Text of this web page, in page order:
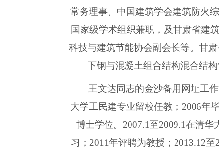
常务理事、中国建筑学会建筑防火
国家级学术组织兼职，及甘肃省建
科技与建筑节能协会副会长等。甘
下钢与混凝土组合结构混合结
王文达同志的金沙备用网址工
大学工民建专业留校任教；2006年
博士学位。2007.1至2009.1在清
习；2011年评聘为教授；2013.12